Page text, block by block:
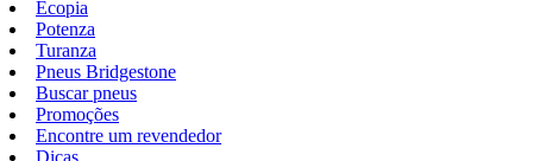
Ecopia
Potenza
Turanza
Pneus Bridgestone
Buscar pneus
Promoções
Encontre um revendedor
Dicas